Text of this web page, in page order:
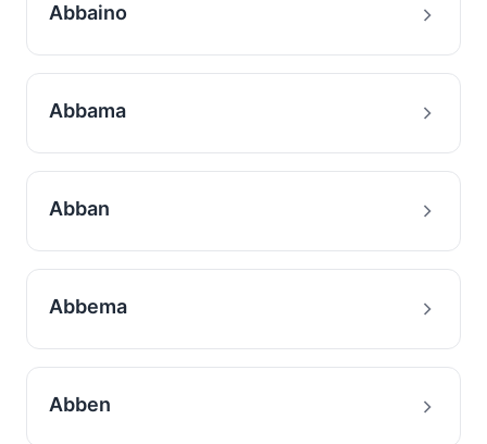
Abbaino
Abbama
Abban
Abbema
Abben